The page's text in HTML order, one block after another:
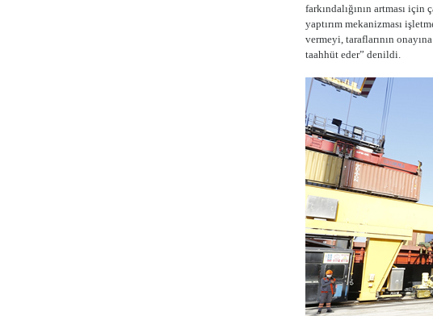
farkındalığının artması
yaptırım mekanizması
vermeyi, taraflarının
taahhüt eder” denildi.